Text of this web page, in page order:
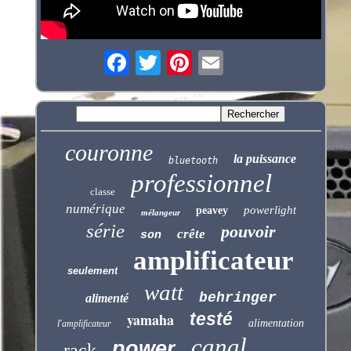
couronne bluetooth la puissance
classe professionnel
numérique mélangeur peavey powerlight
série son crête pouvoir
seulement amplificateur
alimenté watt behringer
l'amplificateur yamaha testé alimentation